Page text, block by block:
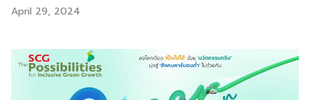
April 29, 2024